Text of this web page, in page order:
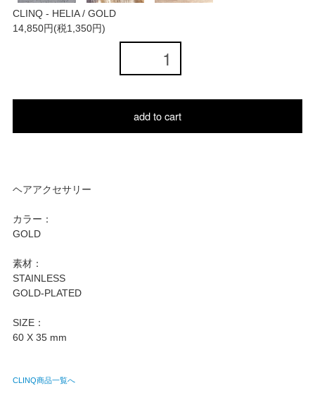
CLINQ - HELIA / GOLD
14,850円(税1,350円)
add to cart
ヘアアクセサリー
カラー：
GOLD
素材：
STAINLESS
GOLD-PLATED
SIZE：
60 X 35 mm
CLINQ商品一覧へ